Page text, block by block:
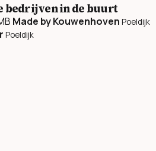
bedrijven in de buurt
Made by Kouwenhoven Poeldijk
Poeldijk